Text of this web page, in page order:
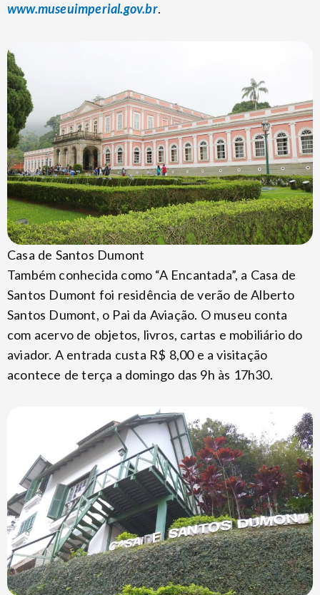
www.museuimperial.gov.br.
Casa de Santos Dumont
Também conhecida como “A Encantada”, a Casa de
Santos Dumont foi residência de verão de Alberto
Santos Dumont, o Pai da Aviação. O museu conta
com acervo de objetos, livros, cartas e mobiliário do
aviador. A entrada custa R$ 8,00 e a visitação
acontece de terça a domingo das 9h às 17h30.